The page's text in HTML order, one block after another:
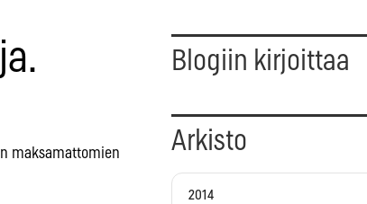
maksamattomien
Blogiin kirjoittaa
Arkisto
2014